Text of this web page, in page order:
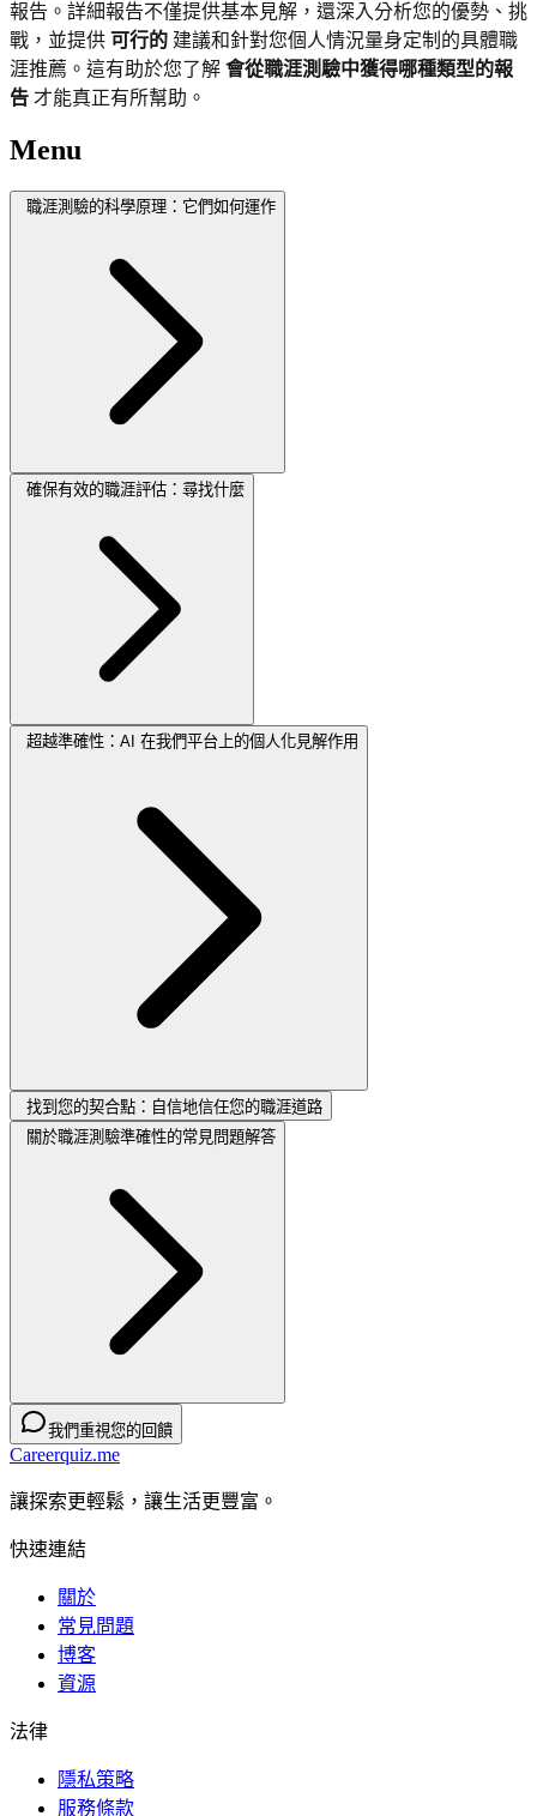
報告。詳細報告不僅提供基本見解，還深入分析您的優勢、挑
戰，並提供 可行的 建議和針對您個人情況量身定制的具體職
涯推薦。這有助於您了解 會從職涯測驗中獲得哪種類型的報
告 才能真正有所幫助。
Menu
職涯測驗的科學原理：它們如何運作
確保有效的職涯評估：尋找什麼
超越準確性：AI 在我們平台上的個人化見解作用
找到您的契合點：自信地信任您的職涯道路
關於職涯測驗準確性的常見問題解答
我們重視您的回饋
Careerquiz.me
讓探索更輕鬆，讓生活更豐富。
快速連結
關於
常見問題
博客
資源
法律
隱私策略
服務條款